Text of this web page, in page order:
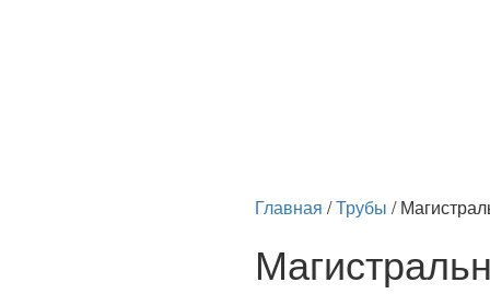
Главная /Трубы /